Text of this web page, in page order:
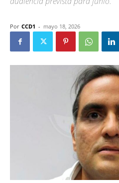
Por CCD1 - mayo 18, 2026